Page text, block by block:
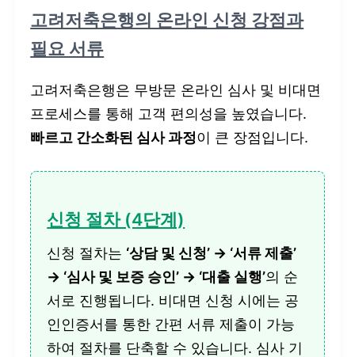
고려저축은행의 온라인 신청 강점과
필요 서류
고려저축은행은 무방문 온라인 심사 및 비대면
프로세스를 통해 고객 편의성을 높였습니다.
빠르고 간소화된 심사 과정이 큰 장점입니다.
신청 절차 (4단계)
신청 절차는 ‘상담 및 신청’ → ‘서류 제출’
→ ‘심사 및 보증 승인’ → ‘대출 실행’의 순
서로 진행됩니다. 비대면 신청 시에는 공
인인증서를 통한 간편 서류 제출이 가능
하여 절차를 단축할 수 있습니다. 심사 기